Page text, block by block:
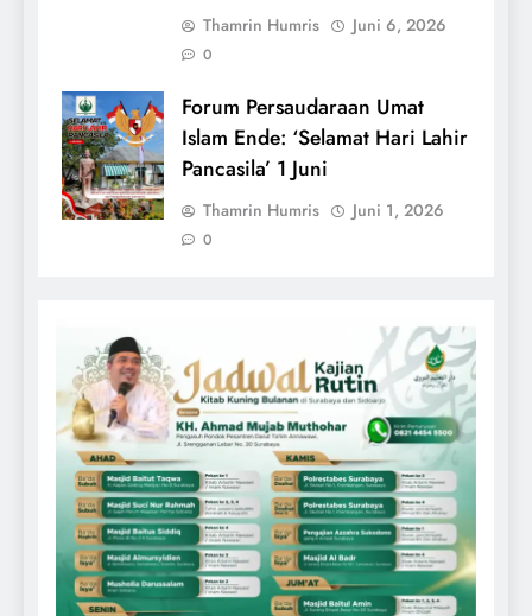
Thamrin Humris Juni 6, 2026
0
Forum Persaudaraan Umat
Islam Ende: ‘Selamat Hari Lahir
Pancasila’ 1 Juni
Thamrin Humris Juni 1, 2026
0